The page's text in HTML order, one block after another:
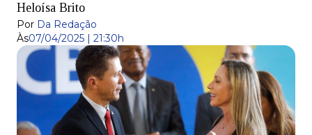
Heloísa Brito
Por Da Redação
Às07/04/2025 | 21:30h